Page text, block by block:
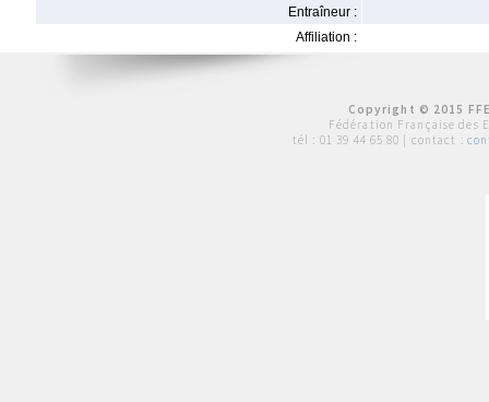
Entraîneur :
Affiliation :
Copyright © 2015
Fédération Française des
tél : 01 39 44 65 80 | contact :